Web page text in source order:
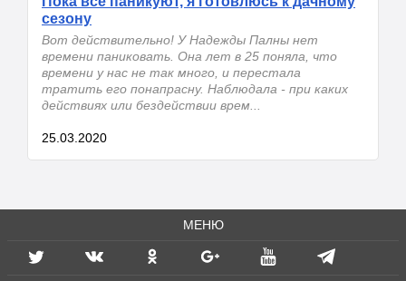
сезону
Вот действительно! У Надежды Палны нет
времени паниковать. Она лет в 25 поняла, что
времени у нас не так много, и перестала
тратить его понапрасну. Наблюдала - при каких
действиях или бездействии врем...
25.03.2020
МЕНЮ